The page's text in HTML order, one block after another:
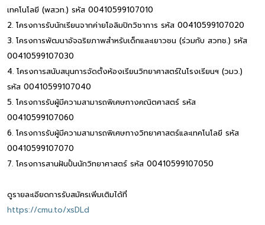
เทคโนโลยี (พสวท.) รหัส 00410599107010
2. โครงการรับนักเรียนจากค่ายโอลิมปิกวิชาการ รหัส 00410599107020
3. โครงการพัฒนาอัจฉริยภาพสำหรับเด็กและเยาวชน (ร่วมกับ สวทช.) รหัส
00410599107030
4. โครงการสนับสนุนการจัดตั้งห้องเรียนวิทยาศาสตร์ในโรงเรียนฯ (วมว.)
รหัส 00410599107040
5. โครงการรับผู้มีความสามารถพิเศษทางคณิตศาสตร์ รหัส
00410599107060
6. โครงการรับผู้มีความสามารถพิเศษทางวิทยาศาสตร์และเทคโนโลยี รหัส
00410599107070
7. โครงการสานฝันปั้นนักวิทยาศาสตร์ รหัส 00410599107050
ดูรายละเอียดการรับสมัครเพิ่มเติมได้ที่
https://cmu.to/xsDLd